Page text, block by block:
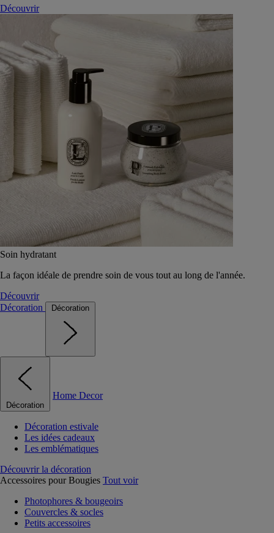
Découvrir
Soin hydratant
La façon idéale de prendre soin de vous tout au long de l'année.
Découvrir
Décoration
Décoration
Décoration
Home Decor
Décoration estivale
Les idées cadeaux
Les emblématiques
Découvrir la décoration
Accessoires pour Bougies Tout voir
Photophores & bougeoirs
Couvercles & socles
Petits accessoires